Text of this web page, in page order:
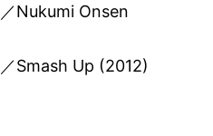
Nukumi Onsen
Smash Up (2012)